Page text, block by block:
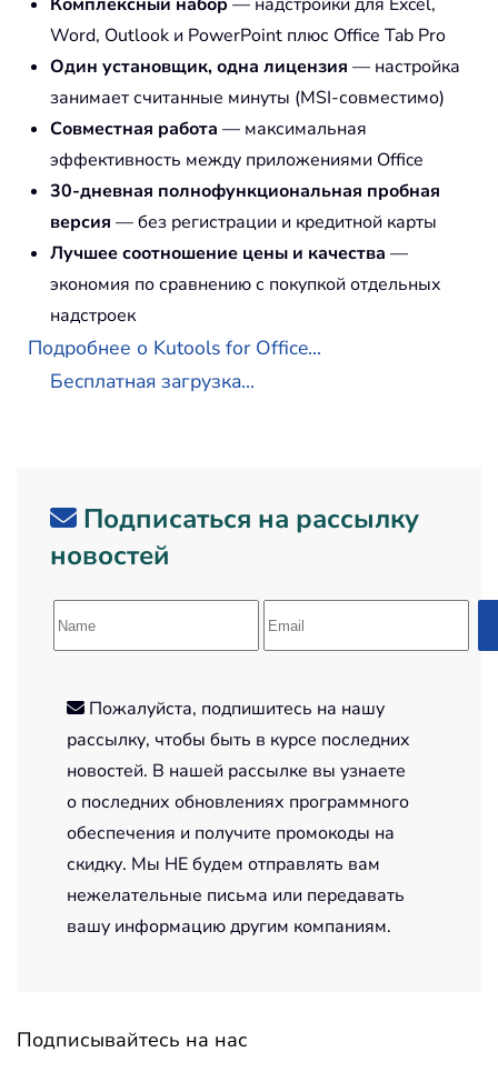
Word, Outlook и PowerPoint плюс Office Tab Pro
Один установщик, одна лицензия — настройка
занимает считанные минуты (MSI-совместимо)
Совместная работа — максимальная
эффективность между приложениями Office
30-дневная полнофункциональная пробная
версия — без регистрации и кредитной карты
Лучшее соотношение цены и качества —
экономия по сравнению с покупкой отдельных
надстроек
Подробнее о Kutools for Office...
Бесплатная загрузка...
Подписаться на рассылку
новостей
Пожалуйста, подпишитесь на нашу
рассылку, чтобы быть в курсе последних
новостей. В нашей рассылке вы узнаете
о последних обновлениях программного
обеспечения и получите промокоды на
скидку. Мы НЕ будем отправлять вам
нежелательные письма или передавать
вашу информацию другим компаниям.
Подписывайтесь на нас